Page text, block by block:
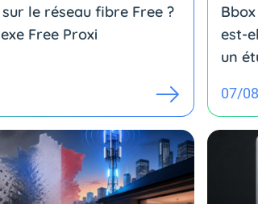
le réseau fibre Free ?
Free Proxi
est-
un
07/